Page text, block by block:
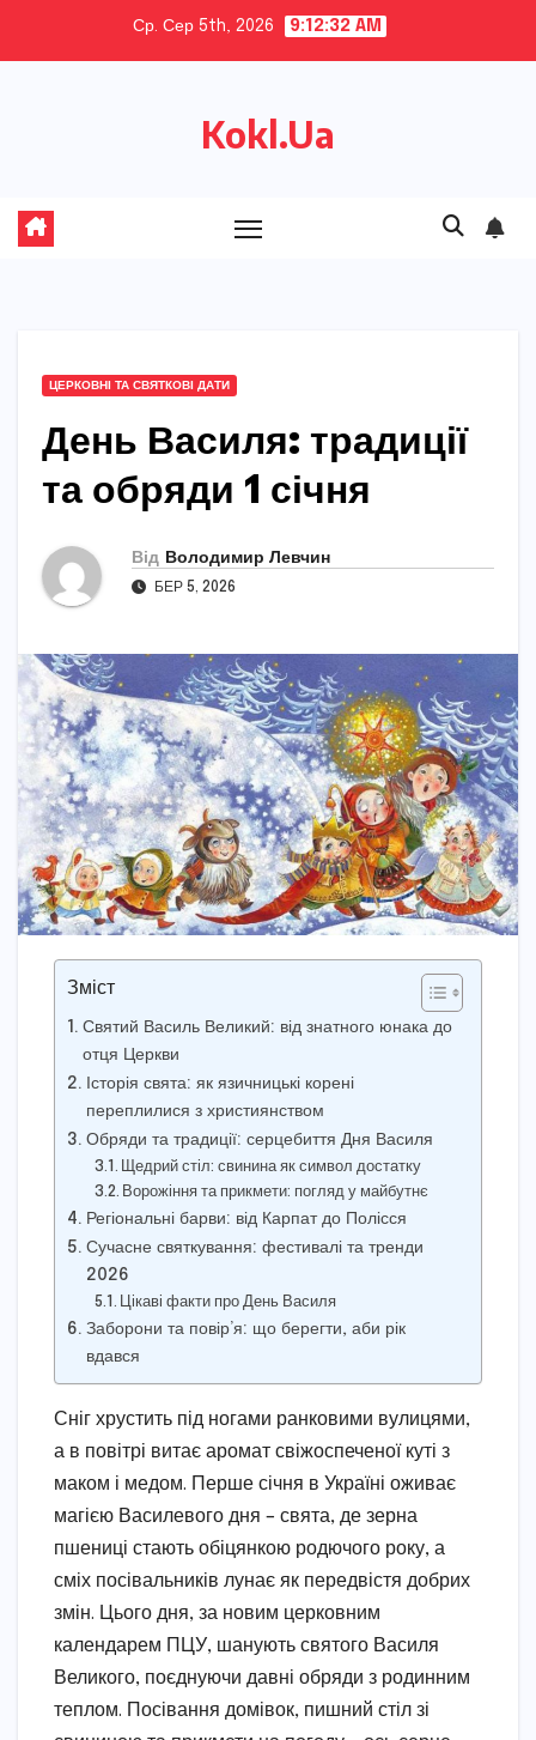
Ср. Сер 5th, 2026 9:12:33 AM
Kokl.Ua
ЦЕРКОВНІ ТА СВЯТКОВІ ДАТИ
День Василя: традиції
та обряди 1 січня
Від Володимир Левчин
БЕР 5, 2026
Зміст
Святий Василь Великий: від знатного юнака до
отця Церкви
Історія свята: як язичницькі корені
переплилися з християнством
Обряди та традиції: серцебиття Дня Василя
Щедрий стіл: свинина як символ достатку
Ворожіння та прикмети: погляд у майбутнє
Регіональні барви: від Карпат до Полісся
Сучасне святкування: фестивалі та тренди
2026
Цікаві факти про День Василя
Заборони та повір’я: що берегти, аби рік
вдався
Сніг хрустить під ногами ранковими вулицями,
а в повітрі витає аромат свіжоспеченої куті з
маком і медом. Перше січня в Україні оживає
магією Василевого дня – свята, де зерна
пшениці стають обіцянкою родючого року, а
сміх посівальників лунає як передвістя добрих
змін. Цього дня, за новим церковним
календарем ПЦУ, шанують святого Василя
Великого, поєднуючи давні обряди з родинним
теплом. Посівання домівок, пишний стіл зі